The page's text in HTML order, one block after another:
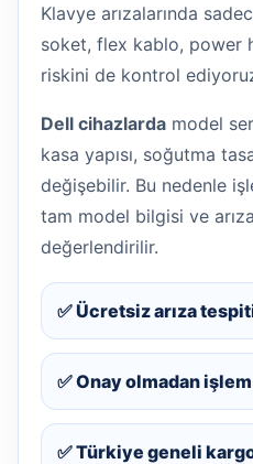
Klavye arızalarında
soket, flex kablo, power
riskini de kontrol
Dell cihazlarda model
kasa yapısı, soğutma
değişebilir. Bu nedenle
tam model bilgisi ve
değerlendirilir.
✅ Ücretsiz arıza
✅ Onay olmadan işlem
✅ Türkiye geneli